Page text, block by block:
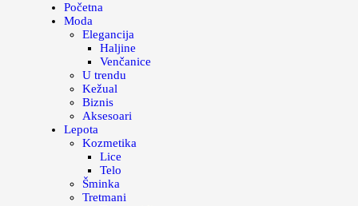
Početna
Moda
Elegancija
Haljine
Venčanice
U trendu
Kežual
Biznis
Aksesoari
Lepota
Kozmetika
Lice
Telo
Šminka
Tretmani
Kuhinja
Magazin